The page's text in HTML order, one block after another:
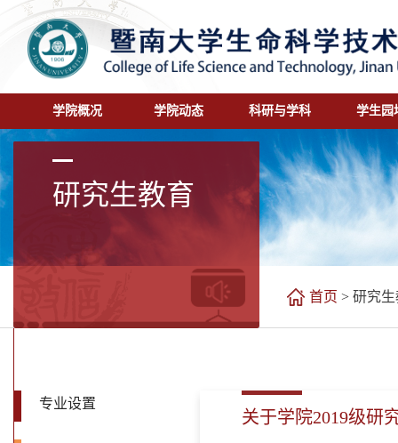
学院概况 学院动态 科研与学科 学生园
研究生教育
首页 > 研究生
专业设置
关于学院2019级研